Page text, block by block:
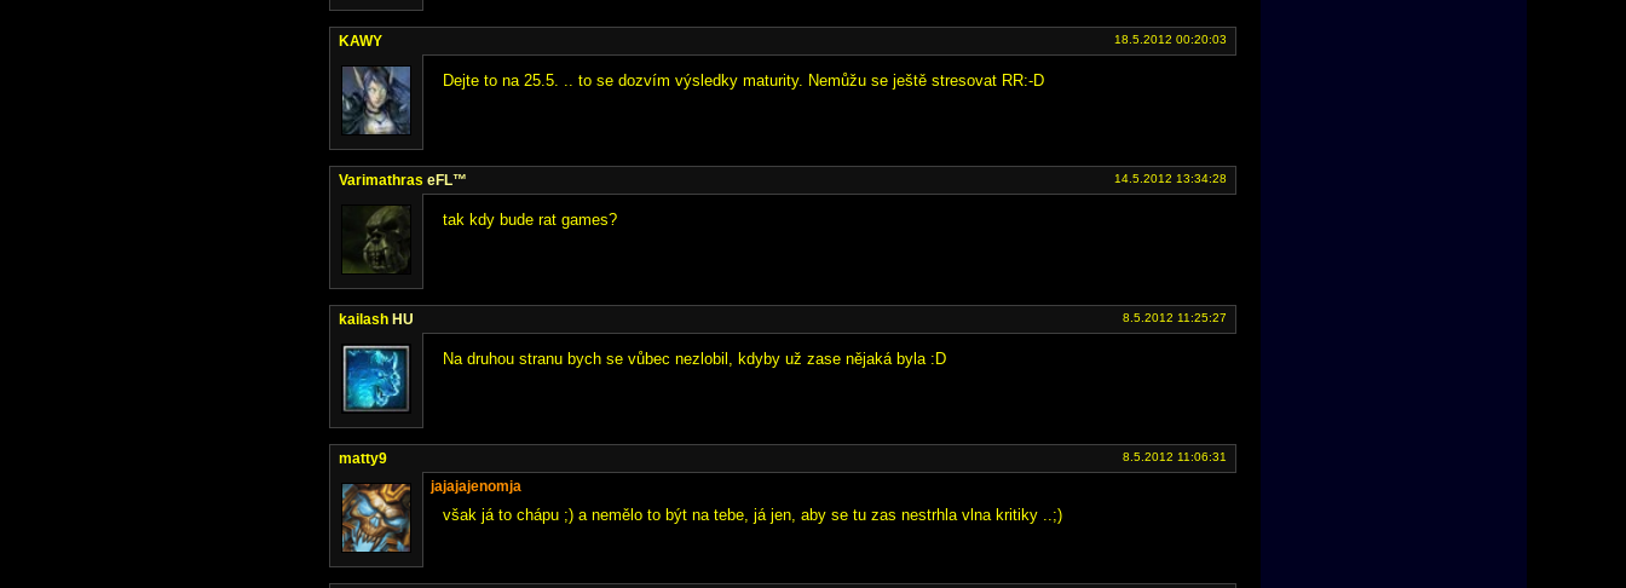
KAWY 18.5.2012 00:20:03
Dejte to na 25.5. .. to se dozvím výsledky maturity. Nemůžu se ještě stresovat RR:-D
Varimathras eFL™ 14.5.2012 13:34:28
tak kdy bude rat games?
kailash HU 8.5.2012 11:25:27
Na druhou stranu bych se vůbec nezlobil, kdyby už zase nějaká byla :D
matty9 8.5.2012 11:06:31
jajajajenomja
však já to chápu ;) a nemělo to být na tebe, já jen, aby se tu zas nestrhla vlna kritiky ..;)